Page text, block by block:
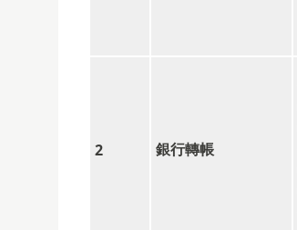
2 銀行轉帳